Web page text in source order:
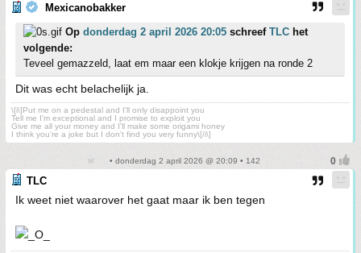
Mexicanobakker
Op donderdag 2 april 2026 20:05 schreef TLC het
volgende:
Teveel gemazzeld, laat em maar een klokje krijgen na ronde 2
Dit was echt belachelijk ja.
\[i\]Put me on a pedestal and I'll only disappoint you
Tell me I'm exceptional and I promise to exploit you
Give me all your money and I'll make some origami honey
I think you're a joke but I don't find you very funny\[/i\]
• donderdag 2 april 2026 @ 20:09 • 142
TLC
Ik weet niet waarover het gaat maar ik ben tegen